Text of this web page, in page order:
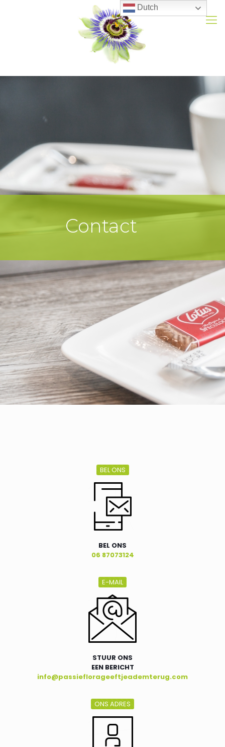
Contact
BEL ONS
BEL ONS
06 87073124
E-MAIL
STUUR ONS
EEN BERICHT
info@passieflorageeftjeademterug.com
ONS ADRES
Dutch